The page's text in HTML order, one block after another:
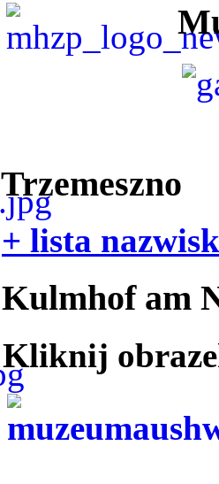
Trzemeszno
+ lista nazwisk
Kulmhof am
Kliknij